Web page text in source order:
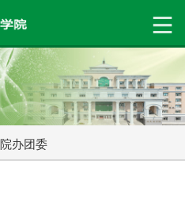
院办团委